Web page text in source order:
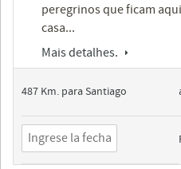
peregrinos que ficam
casa...
Mais detalhes.
487 Km. para Santiago